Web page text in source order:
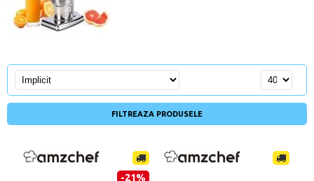
FILTREAZA PRODUSELE
-21%